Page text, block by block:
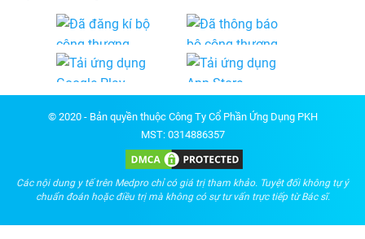
© 2020 - Bản quyền thuộc Công Ty Cổ Phần Ứng Dụng PKH
MST: 0314886357
Các nội dung y tế trên Medpro chỉ có giá trị tham khảo. Tuyệt đối không tự ý
chuẩn đoán hoặc điều trị mà không có sự tư vấn trực tiếp từ Bác sĩ.